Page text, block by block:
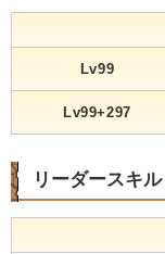
Lv99
Lv99+297
リーダースキル